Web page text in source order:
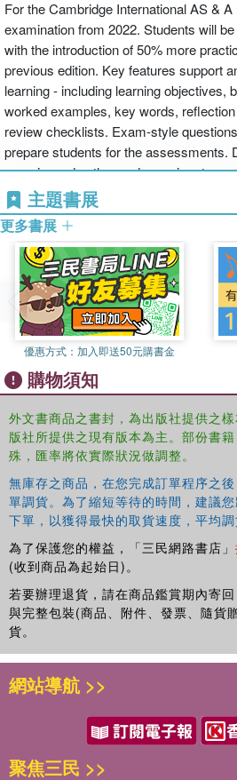
For the Cambridge International AS &
examination from 2022. Students will
with the introduction of 50% more
previous edition. Key features support
learning - including learning objectives,
worked examples, key words,
review checklists. Exam-style
prepare students for the assessments.
experienced author and examiner team
international learner, this print and
the theoretical and practical skills
Answers are found in the print and digital
主題書展
更多書展
優惠方式： 加入即送50元購書金
購物須知
外文書商品之書封，為出版社提供之
版社所提供之現有版本為主。部份書
殊，匯率將依實際狀況做調整。
無庫存之商品，在您完成訂單程序之
單調貨。為了縮短等待的時間，建議
下單，以獲得最快的取貨速度，平均調
為了保護您的權益，「三民網路書店」
(收到商品為起始日)。
若要辦理退貨，請在商品鑑賞期內寄
與完整包裝(商品、附件、發票、隨貨
貨。
網站導航 >>
聚焦三民 >>